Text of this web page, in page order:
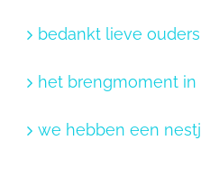
bedankt lieve
het brengmoment
we hebben een